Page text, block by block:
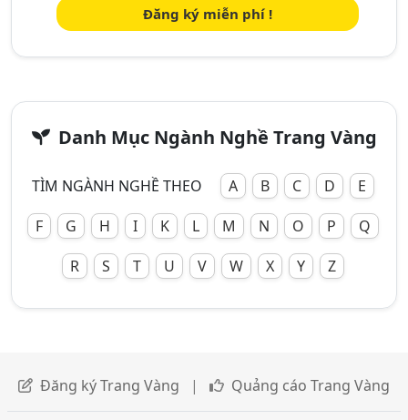
Đăng ký miễn phí !
Danh Mục Ngành Nghề Trang Vàng
TÌM NGÀNH NGHỀ THEO A B C D
E
F
G H I K L M N O P
Q
R
S T U V W X Y Z
Đăng ký Trang Vàng | Quảng cáo Trang Vàng